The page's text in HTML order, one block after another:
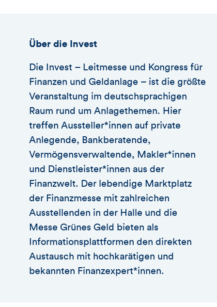
Über die Invest
Die Invest – Leitmesse und Kongress für
Finanzen und Geldanlage – ist die größte
Veranstaltung im deutschsprachigen
Raum rund um Anlagethemen. Hier
treffen Aussteller*innen auf private
Anlegende, Bankberatende,
Vermögensverwaltende, Makler*innen
und Dienstleister*innen aus der
Finanzwelt. Der lebendige Marktplatz
der Finanzmesse mit zahlreichen
Ausstellenden in der Halle und die
Messe Grünes Geld bieten als
Informationsplattformen den direkten
Austausch mit hochkarätigen und
bekannten Finanzexpert*innen.